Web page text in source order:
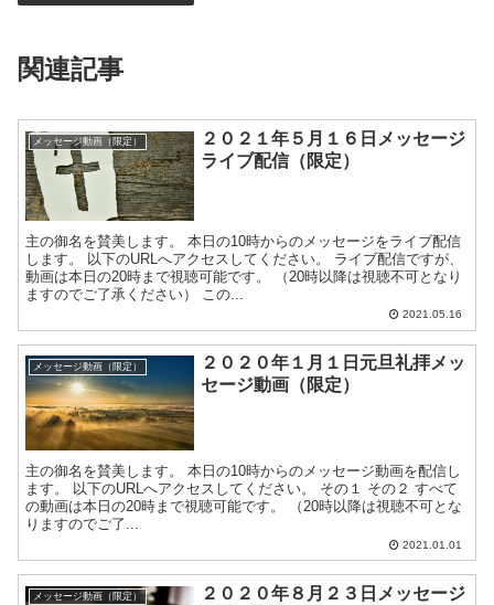
関連記事
メッセージ動画（限定）
２０２１年５月１６日メッセージ
ライブ配信（限定）
主の御名を賛美します。 本日の10時からのメッセージをライブ配信
します。 以下のURLへアクセスしてください。 ライブ配信ですが、
動画は本日の20時まで視聴可能です。 （20時以降は視聴不可となり
ますのでご了承ください） この...
2021.05.16
メッセージ動画（限定）
２０２０年１月１日元旦礼拝メッ
セージ動画（限定）
主の御名を賛美します。 本日の10時からのメッセージ動画を配信し
ます。 以下のURLへアクセスしてください。 その１ その２ すべて
の動画は本日の20時まで視聴可能です。 （20時以降は視聴不可とな
りますのでご了...
2021.01.01
メッセージ動画（限定）
２０２０年８月２３日メッセージ